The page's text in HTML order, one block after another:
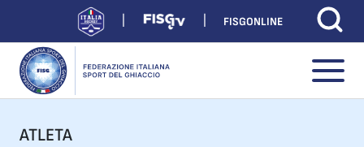
FISGONLINE
ATLETA